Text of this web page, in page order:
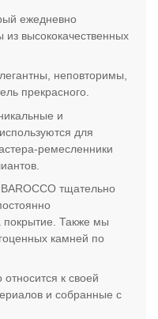
ежедневно
высококачественных
неповторимы,
прекрасного.
и
для
ремесленники
тщательно
покрытие. Также мы
камней по
к своей
и собранные с